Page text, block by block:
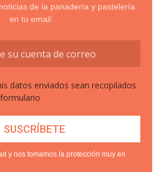
de la panadería y pastelería
en tu email:
datos enviados sean recopilados
y nos tomamos la protección muy en